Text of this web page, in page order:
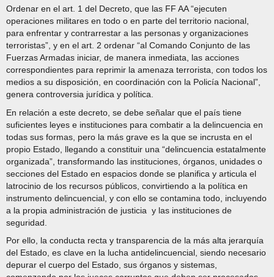
Ordenar en el art. 1 del Decreto, que las FF AA “ejecuten
operaciones militares en todo o en parte del territorio nacional,
para enfrentar y contrarrestar a las personas y organizaciones
terroristas”, y en el art. 2 ordenar “al Comando Conjunto de las
Fuerzas Armadas iniciar, de manera inmediata, las acciones
correspondientes para reprimir la amenaza terrorista, con todos los
medios a su disposición, en coordinación con la Policía Nacional”,
genera controversia jurídica y política.
En relación a este decreto, se debe señalar que el país tiene
suficientes leyes e instituciones para combatir a la delincuencia en
todas sus formas, pero la más grave es la que se incrusta en el
propio Estado, llegando a constituir una “delincuencia estatalmente
organizada”, transformando las instituciones, órganos, unidades o
secciones del Estado en espacios donde se planifica y articula el
latrocinio de los recursos públicos, convirtiendo a la política en
instrumento delincuencial, y con ello se contamina todo, incluyendo
a la propia administración de justicia y las instituciones de
seguridad.
Por ello, la conducta recta y transparencia de la más alta jerarquía
del Estado, es clave en la lucha antidelincuencial, siendo necesario
depurar el cuerpo del Estado, sus órganos y sistemas,